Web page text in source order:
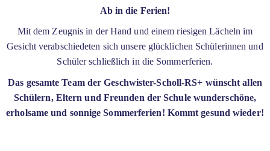
Ab in die Ferien!
Mit dem Zeugnis in der Hand und einem riesigen Lächeln im
Gesicht verabschiedeten sich unsere glücklichen Schülerinnen und
Schüler schließlich in die Sommerferien.
Das gesamte Team der Geschwister-Scholl-RS+ wünscht allen
Schülern, Eltern und Freunden der Schule wunderschöne,
erholsame und sonnige Sommerferien! Kommt gesund wieder!